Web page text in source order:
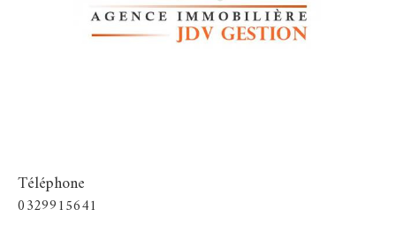
Téléphone
0329915641